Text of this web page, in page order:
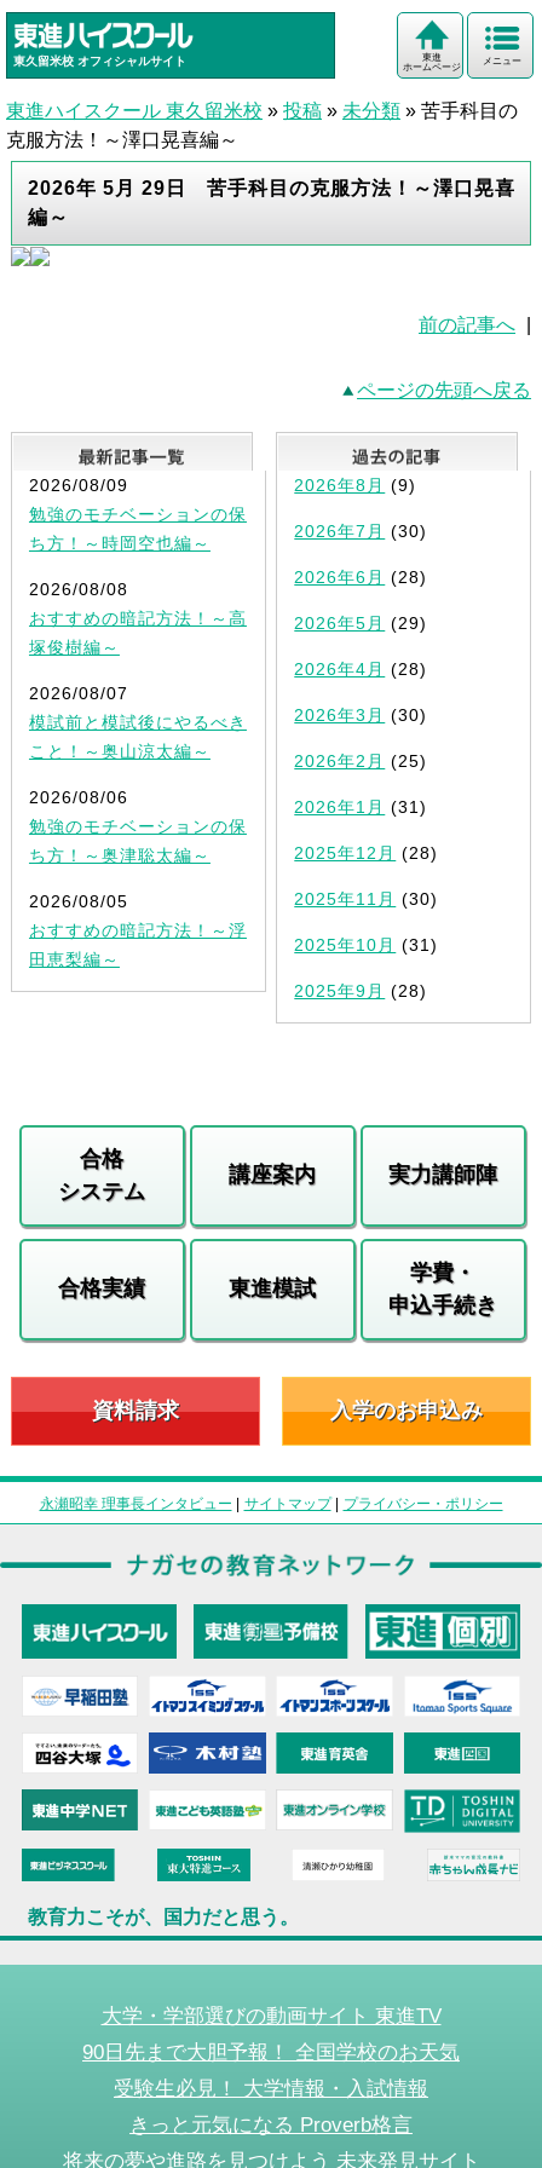
東久留米校 オフィシャルサイト メニュー
東進
ホームページ
東進ハイスクール 東久留米校 » 投稿 » 未分類 » 苦手科目の
克服方法！～澤口晃喜編～
2026年 5月 29日 苦手科目の克服方法！～澤口晃喜
編～
前の記事へ
ページの先頭へ戻る
最新記事一覧
2026/08/09
勉強のモチベーションの保
ち方！～時岡空也編～
2026/08/08
おすすめの暗記方法！～高
塚俊樹編～
2026/08/07
模試前と模試後にやるべき
こと！～奥山涼太編～
2026/08/06
勉強のモチベーションの保
ち方！～奥津聡太編～
2026/08/05
おすすめの暗記方法！～浮
田恵梨編～
2026年8月 (9)
2026年7月 (30)
2026年6月 (28)
2026年5月 (29)
2026年4月 (28)
2026年3月 (30)
2026年2月 (25)
2026年1月 (31)
2025年12月 (28)
2025年11月 (30)
2025年10月 (31)
2025年9月 (28)
合格
システム
講座案内 実力講師陣
合格実績 東進模試
学費・
申込手続き
資料請求 入学のお申込み
永瀬昭幸 理事長インタビュー | サイトマップ| プライバシー・ポリシー
教育力こそが、国力だと思う。
大学・学部選びの動画サイト 東進TV
90日先まで大胆予報！ 全国学校のお天気
受験生必見！ 大学情報・入試情報
きっと元気になる Proverb格言
将来の夢や進路を見つけよう 未来発見サイト